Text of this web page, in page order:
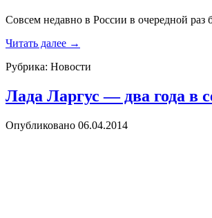
Совсем недавно в России в очередной
Читать далее →
Рубрика: Новости
Лада Ларгус — два года в
Опубликовано 06.04.2014